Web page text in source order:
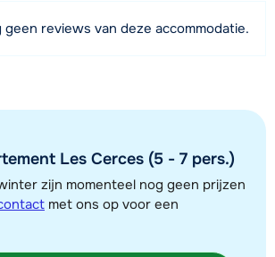
reviews van deze accommodatie.
Les Cerces (5 - 7 pers.)
zijn momenteel nog geen prijzen
met ons op voor een